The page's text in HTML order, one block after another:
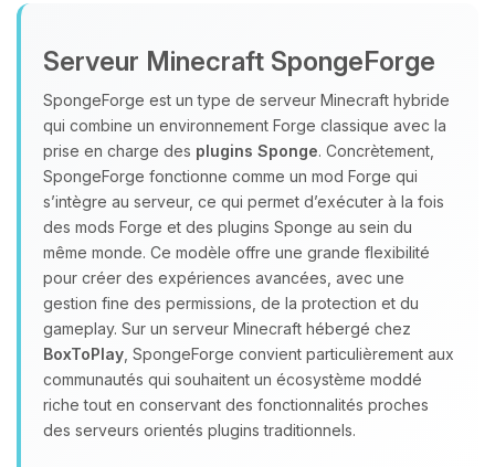
Serveur Minecraft SpongeForge
SpongeForge est un type de serveur Minecraft hybride
qui combine un environnement Forge classique avec la
prise en charge des plugins Sponge. Concrètement,
SpongeForge fonctionne comme un mod Forge qui
s’intègre au serveur, ce qui permet d’exécuter à la fois
des mods Forge et des plugins Sponge au sein du
même monde. Ce modèle offre une grande flexibilité
pour créer des expériences avancées, avec une
gestion fine des permissions, de la protection et du
gameplay. Sur un serveur Minecraft hébergé chez
BoxToPlay , SpongeForge convient particulièrement aux
communautés qui souhaitent un écosystème moddé
riche tout en conservant des fonctionnalités proches
des serveurs orientés plugins traditionnels.
Youpi, enfin quelqu’un pour me
parler ! Moi c’est Choupy, ton petit
assistant BoxToPlay. Dis-moi ce dont
tu as besoin et je vais remuer mes
petits circuits pour t’aider.
09/08/2026 à 07:55